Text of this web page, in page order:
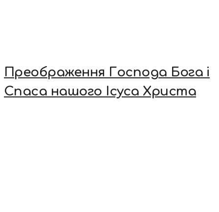
Преображення Господа Бога і
Спаса нашого Ісуса Христа